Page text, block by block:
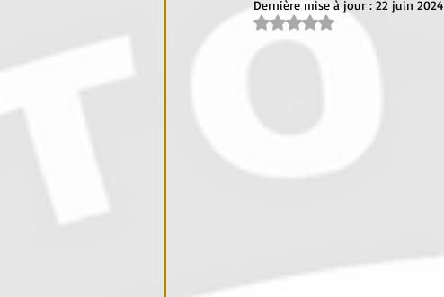
Dernière mise à jour : 22 juin 2024
Noté NaN étoiles sur 5.